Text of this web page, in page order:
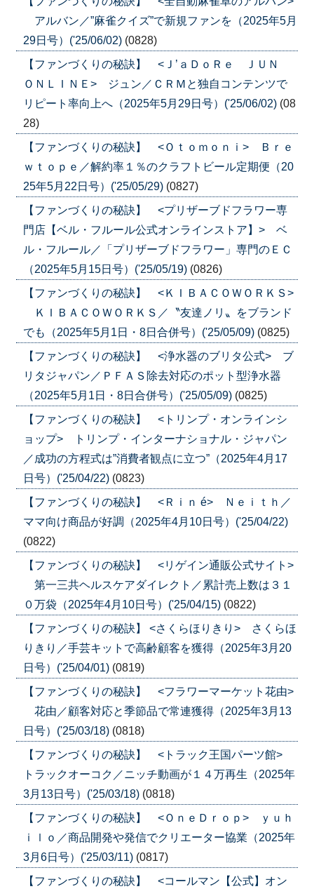
アルバン／”麻雀クイズ”で新規ファンを（2025年5月
29日号）('25/06/02) (0828)
【ファンづくりの秘訣】 <Ｊ’ａＤｏＲｅ ＪＵＮ
ＯＮＬＩＮＥ> ジュン／ＣＲＭと独自コンテンツで
リピート率向上へ（2025年5月29日号）('25/06/02) (08
28)
【ファンづくりの秘訣】 <Ｏｔｏｍｏｎｉ> Ｂｒｅ
ｗｔｏｐｅ／解約率１％のクラフトビール定期便（20
25年5月22日号）('25/05/29) (0827)
【ファンづくりの秘訣】 <プリザーブドフラワー専
門店【ベル・フルール公式オンラインストア】> ベ
ル・フルール／「プリザーブドフラワー」専門のＥＣ
（2025年5月15日号）('25/05/19) (0826)
【ファンづくりの秘訣】 <ＫＩＢＡＣＯＷＯＲＫＳ>
ＫＩＢＡＣＯＷＯＲＫＳ／〝友達ノリ〟をブランド
でも（2025年5月1日・8日合併号）('25/05/09) (0825)
【ファンづくりの秘訣】 <浄水器のブリタ公式> ブ
リタジャパン／ＰＦＡＳ除去対応のポット型浄水器
（2025年5月1日・8日合併号）('25/05/09) (0825)
【ファンづくりの秘訣】 <トリンプ・オンラインシ
ョップ> トリンプ・インターナショナル・ジャパン
／成功の方程式は”消費者観点に立つ”（2025年4月17
日号）('25/04/22) (0823)
【ファンづくりの秘訣】 <Ｒｉｎ é> Ｎｅｉｔｈ／
ママ向け商品が好調（2025年4月10日号）('25/04/22)
(0822)
【ファンづくりの秘訣】 <リゲイン通販公式サイト>
第一三共ヘルスケアダイレクト／累計売上数は３１
０万袋（2025年4月10日号）('25/04/15) (0822)
【ファンづくりの秘訣】 <さくらほりきり> さくらほ
りきり／手芸キットで高齢顧客を獲得（2025年3月20
日号）('25/04/01) (0819)
【ファンづくりの秘訣】 <フラワーマーケット花由>
花由／顧客対応と季節品で常連獲得（2025年3月13
日号）('25/03/18) (0818)
【ファンづくりの秘訣】 <トラック王国パーツ館>
トラックオーコク／ニッチ動画が１４万再生（2025年
3月13日号）('25/03/18) (0818)
【ファンづくりの秘訣】 <ＯｎｅＤｒｏｐ> ｙｕｈ
ｉｌｏ／商品開発や発信でクリエーター協業（2025年
3月6日号）('25/03/11) (0817)
【ファンづくりの秘訣】 <コールマン【公式】オン